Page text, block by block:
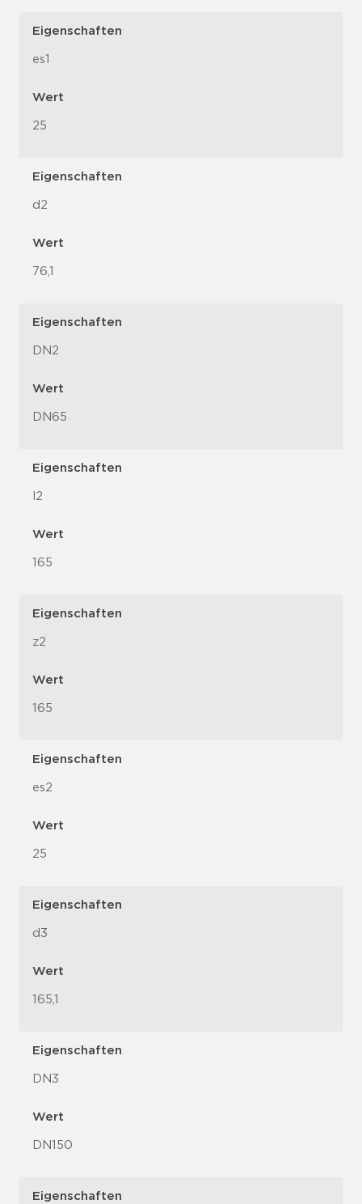
Eigenschaften
es1
Wert
25
Eigenschaften
d2
Wert
76,1
Eigenschaften
DN2
Wert
DN65
Eigenschaften
l2
Wert
165
Eigenschaften
z2
Wert
165
Eigenschaften
es2
Wert
25
Eigenschaften
d3
Wert
165,1
Eigenschaften
DN3
Wert
DN150
Eigenschaften